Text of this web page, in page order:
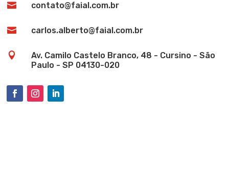
 contato@faial.com.br
 carlos.alberto@faial.com.br

Av. Camilo Castelo Branco, 48 - Cursino - São
Paulo - SP 04130-020